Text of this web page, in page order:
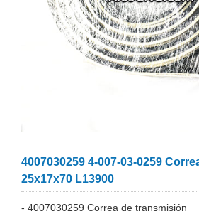
4007030259 4-007-03-0259
25x17x70 L13900
- 4007030259 Correa de transmisión